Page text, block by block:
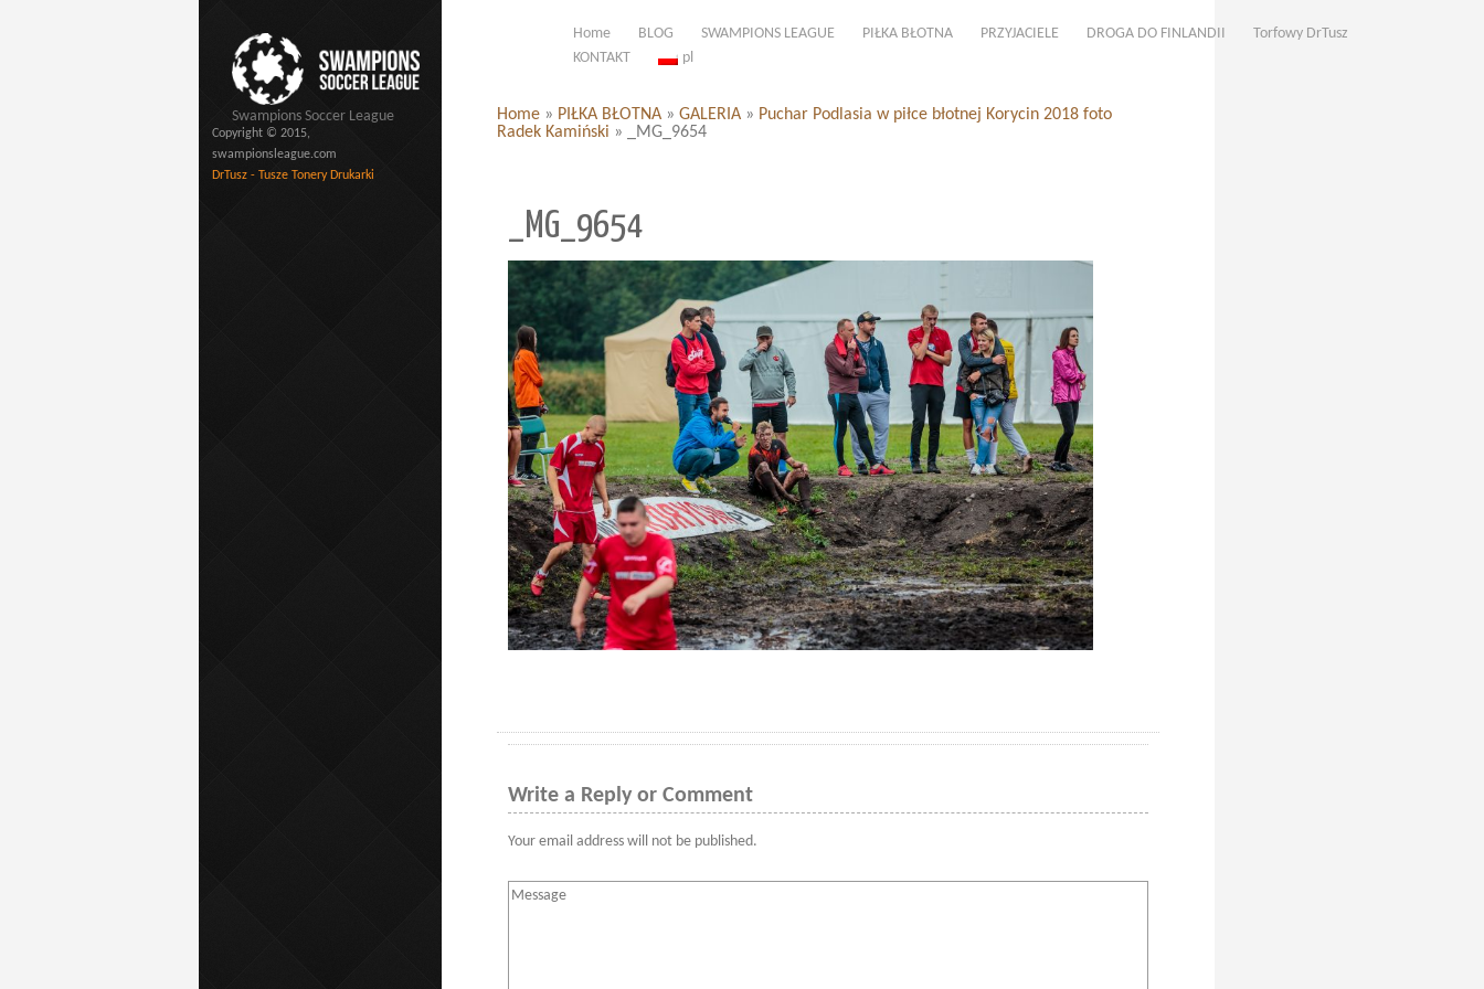
Swampions Soccer League
Home BLOG SWAMPIONS LEAGUE PIŁKA BŁOTNA PRZYJACIELE DROGA DO FINLANDII
Torfowy DrTusz
KONTAKT
pl
Home » PIŁKA BŁOTNA » GALERIA » Puchar Podlasia w piłce błotnej Korycin 2018 foto
Radek Kamiński » _MG_9654
_MG_9654
Write a Reply or Comment
Your email address will not be published.
Copyright © 2015,
swampionsleague.com
DrTusz - Tusze Tonery Drukarki